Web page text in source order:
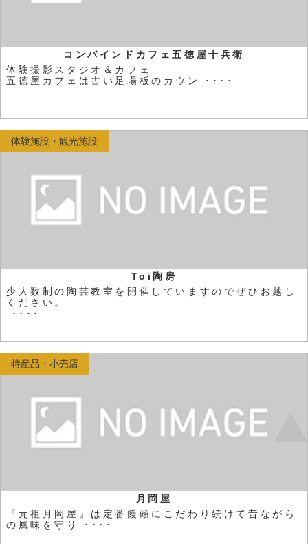
コンバインドカフェ五徳屋十兵衛
体験撮影スタジオ＆カフェ
五徳屋カフェは古い足場板のカウン ････
Toi陶房
少人数制の陶芸教室を開催していますのでぜひお越し
ください。
････
体験施設・観光施設
月岡屋
『元祖月岡屋』は定番饅頭にこだわり続けて昔ながら
の風味を守り ････
特産品・小売店